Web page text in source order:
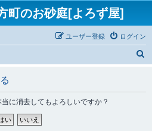
のお砂庭[よろず屋]
ログイン
ユーザー登録
に消去してもよろしいですか？